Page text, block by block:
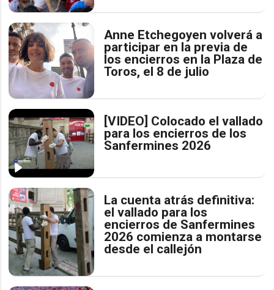
Anne Etchegoyen volverá a
participar en la previa de
los encierros en la Plaza de
Toros, el 8 de julio
[VIDEO] Colocado el vallado
para los encierros de los
Sanfermines 2026
La cuenta atrás definitiva:
el vallado para los
encierros de Sanfermines
2026 comienza a montarse
desde el callejón